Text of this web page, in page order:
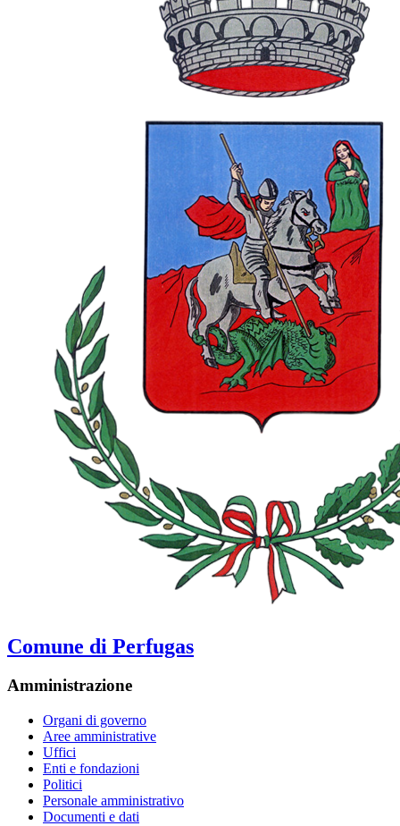
Comune di Perfugas
Amministrazione
Organi di governo
Aree amministrative
Uffici
Enti e fondazioni
Politici
Personale amministrativo
Documenti e dati